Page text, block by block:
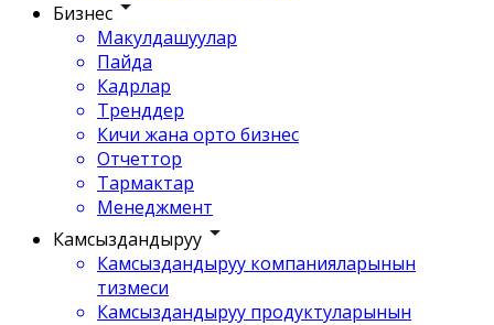
Бизнес
Макулдашуулар
Пайда
Кадрлар
Тренддер
Кичи жана орто бизнес
Отчеттор
Тармактар
Менеджмент
Камсыздандыруу
Камсыздандыруу компанияларынын
тизмеси
Камсыздандыруу продуктуларынын